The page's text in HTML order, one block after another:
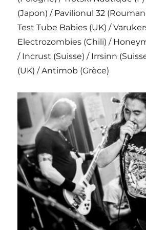
(Japon) / Pavilionul 32
Test Tube Babies (UK) /
Electrozombies (Chili) /
/ Incrust (Suisse) / Irrsinn
(UK) / Antimob (Grèce)